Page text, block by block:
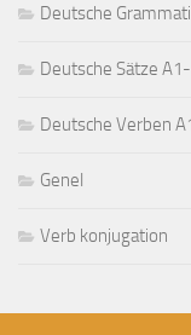
Deutsche
Deutsche Sätze
Deutsche Verben
Genel
Verb konjugation